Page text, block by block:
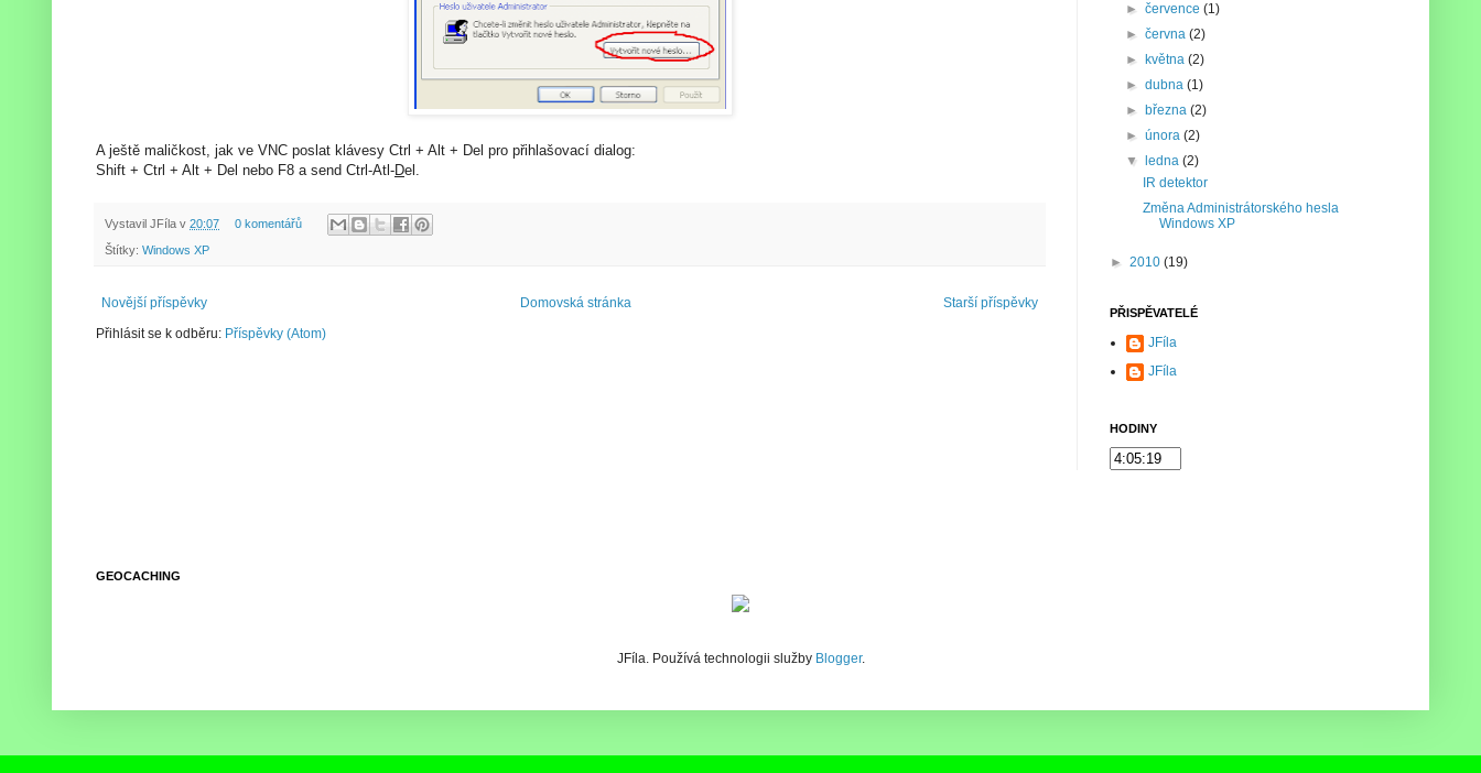
A ještě maličkost, jak ve VNC poslat klávesy Ctrl + Alt + Del pro přihlašovací dialog:
Shift + Ctrl + Alt + Del nebo F8 a send Ctrl-Atl-Del.
Vystavil JFíla v 20:07 0 komentářů
Štítky: Windows XP
Novější příspěvky Starší příspěvky
Domovská stránka
Přihlásit se k odběru: Příspěvky (Atom)
►července(1)
►června(2)
►
května(2)
►dubna(1)
► března(2)
►února(2)
▼
ledna(2)
IR detektor
Změna Administrátorského hesla
Windows XP
► 2010 (19)
PŘISPĚVATELÉ
JFíla
JFíla
HODINY
GEOCACHING
JFíla. Používá technologii služby Blogger.